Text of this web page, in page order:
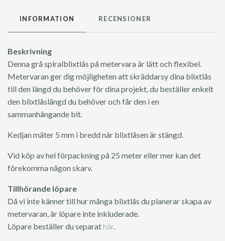
INFORMATION RECENSIONER
Beskrivning
Denna grå spiralblixtlås på metervara är lätt och flexibel.
Metervaran ger dig möjligheten att skräddarsy dina blixtlås
till den längd du behöver för dina projekt, du beställer enkelt
den blixtlåslängd du behöver och får den i en
sammanhängande bit.
Kedjan mäter 5 mm i bredd när blixtlåsen är stängd.
Vid köp av hel förpackning på 25 meter eller mer kan det
förekomma någon skarv.
Tillhörande löpare
Då vi inte känner till hur många blixtlås du planerar skapa av
metervaran, är löpare inte inkluderade.
Löpare beställer du separathär.